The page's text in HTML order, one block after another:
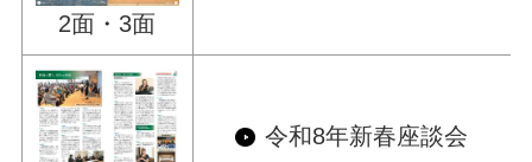
2面・3面
令和8年新春座談会